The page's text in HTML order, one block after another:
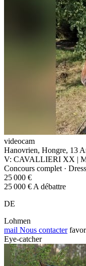
videocam
Hanovrien, Hongre, 13
V: CAVALLIERI XX |
Concours complet ·
25 000 €
25 000 € A débattre
DE
Lohmen
mail Nous contacter
Eye-catcher